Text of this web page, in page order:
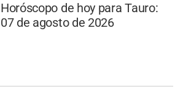
Horóscopo de hoy para Tauro:
07 de agosto de 2026